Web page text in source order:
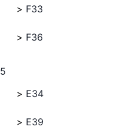
F33
F36
5
E34
E39